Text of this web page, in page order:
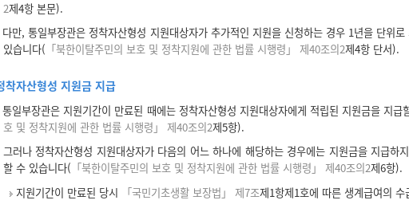
2제4항 본문).
다만, 통일부장관은 정착자산형성 지원대상자가 추가적인 지원을 신청하는 경우 1년을 단위
있습니다( 「북한이탈주민의 보호 및 정착지원에 관한 법률 시행령」 제40조의2제4항 단서).
착자산형성 지원금 지급
통일부장관은 지원기간이 만료된 때에는 정착자산형성 지원대상자에게 적립된 지원금을 지급
호 및 정착지원에 관한 법률 시행령」 제40조의2제5항).
그러나 정착자산형성 지원대상자가 다음의 어느 하나에 해당하는 경우에는 지원금을 지급하
할 수 있습니다( 「북한이탈주민의 보호 및 정착지원에 관한 법률 시행령」 제40조의2제6항).
지원기간이 만료된 당시
「국민기초생활 보장법」 제7조제1항제1호에 따른 생계급여의 수